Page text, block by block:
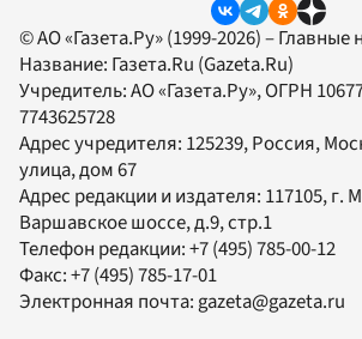
© АО «Газета.Ру» (1999-2026) – Главные
Название: Газета.Ru (Gazeta.Ru)
Учредитель:АО «Газета.Ру», ОГРН
7743625728
Адрес учредителя: 125239, Россия,
улица, дом 67
Адрес редакции и издателя: 117105, г.
Варшавское шоссе, д.9, стр.1
Телефон редакции:+7 (495) 785-00-12
Факс:+7 (495) 785-17-01
Электронная почта:gazeta@gazeta.ru